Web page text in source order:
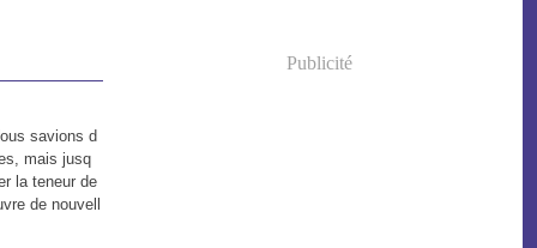
savions d
mais jusq
la teneur de
de nouvell
Publicité